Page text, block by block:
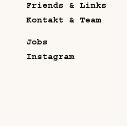
Friends & Links
Kontakt & Team
Jobs
Instagram